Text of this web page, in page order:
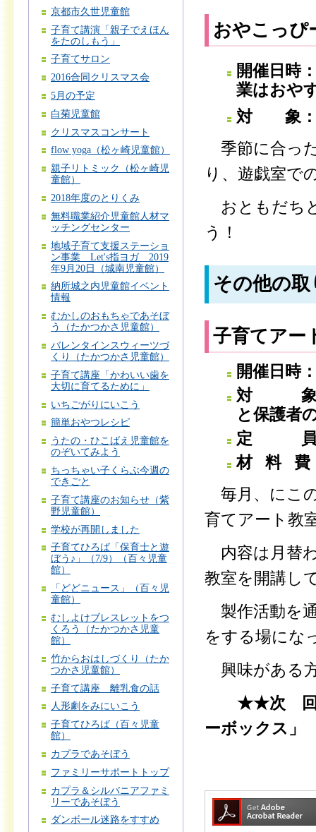
京都市久世児童館
子育て講演「親子でえほん
をたのしもう」
子育てサロン
2016合同クリスマス会
5月の予定
白菊児童館
クリスマスコンサート
flow yoga（松ヶ崎児童館）
親子リトミック（松ヶ崎児
童館）
2018年度のとりくみ
無料職業紹介児童館人材マ
ッチングセンター
地域子育て支援ステーショ
ン事業 Let's指ヨガ 2019
年9月20日（城南児童館）
納所城之内児童館イベント
情報
むかしのおもちゃであそぼ
う（たかつかさ児童館）
バレンタインスウィーツづ
くり（たかつかさ児童館）
子育て講座「かわいい歯を
大切に育てるために」
いちごがりにいこう
簡単おやつレシピ
うたの・ひこばえ児童館を
のぞいてみよう
ちっちゃい子くらぶ今週の
できごと
子育て講座のお知らせ（紫
野児童館）
学校が再開しました
子育てひろば「保育士と遊
ぼう♪」（7/9）（百々児童
館）
「どどニュース」（百々児
童館）
むしよけブレスレットをつ
くろう（たかつかさ児童
館）
竹からおはしづくり（たか
つかさ児童館）
子育て講座 離乳食の話
人形劇をみにいこう
子育てひろば（百々児童
館）
カプラであそぼう
ファミリーサポートトップ
カプラ＆シルバニアファミ
リーであそぼう
ダンボール迷路をすすめ
おやこっぴ
開催日時
業はおや
対 象：
季節に合っ
り、遊戯室で
おともだち
う！
その他の取
子育てアー
開催日時
対
と保護者
定 員
材 料 費
毎月、にこ
育てアート教
内容は月替
教室を開講し
製作活動を
をする場にな
興味がある
★★次 回
ーボックス」